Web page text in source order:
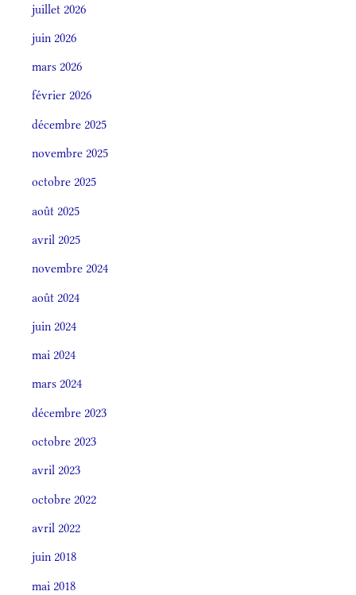
juillet 2026
juin 2026
mars 2026
février 2026
décembre 2025
novembre 2025
octobre 2025
août 2025
avril 2025
novembre 2024
août 2024
juin 2024
mai 2024
mars 2024
décembre 2023
octobre 2023
avril 2023
octobre 2022
avril 2022
juin 2018
mai 2018